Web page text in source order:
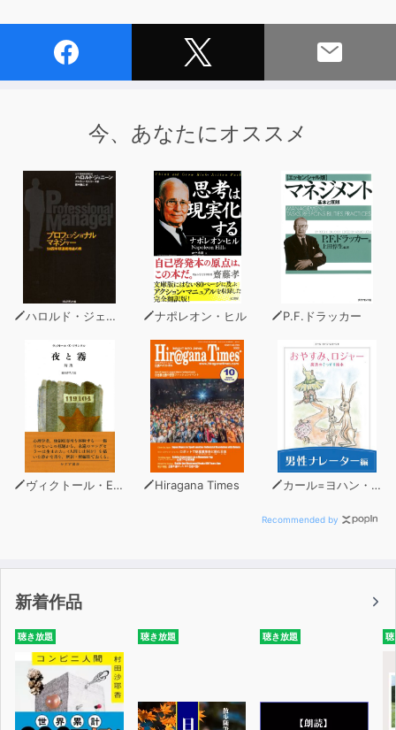
社長など、いずれも世界屈指の経営者です。
程度の違いこそあれ、その誰もが計画通りにいかない苦難
す。
本作品では、これまであまり語られることのなかった、経
営者として現職に就くまでに重ねてきた道筋とともに、
12人のリーダーとしての信念や哲学が語られています。
なぜこの経営者はこのような信念を持つに至ったのか。
確立につながっていったのか。
本作品では、12人が新卒社員からビジネスリーダーとし
て自らを磨いてきたその道筋が、本人の口から語られま
す。
どの方のインタビューもそれだけで一冊にできるほど、何
冊の本にも匹敵する内容がこの一作に凝縮されています。
異なるリーダーシップの在り方を確立し活躍している12
今、あなたにオススメ
ハロルド・ジェニーン（著） ナポレオン・ヒル P.F.ドラッカー
ヴィクトール・E・フランクル Hiragana Times カール=ヨハン・エリーン
Recommended by
新着作品
聴き放題 聴き放題 聴き放題 聴